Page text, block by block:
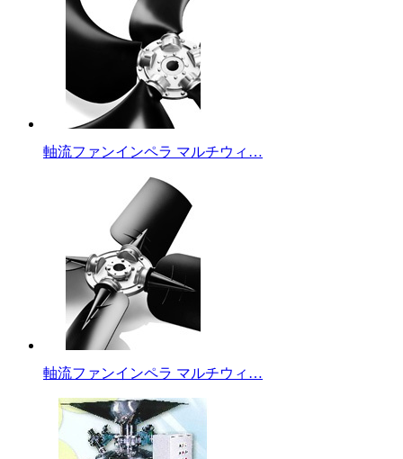
軸流ファンインペラ マルチウィ…
軸流ファンインペラ マルチウィ…